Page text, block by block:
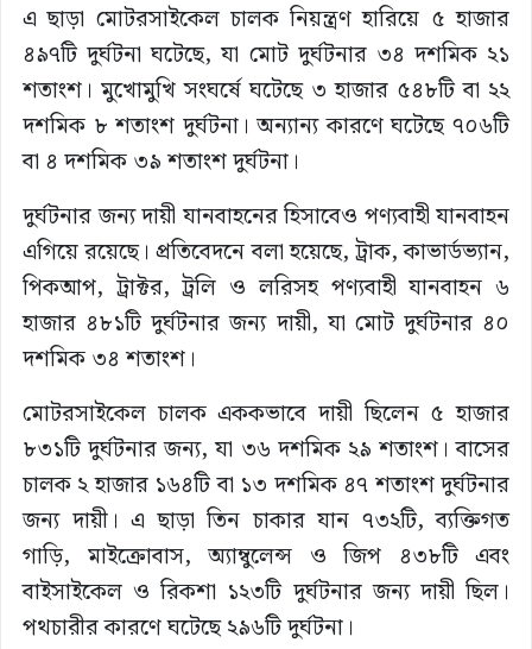
এ ছাড়া মোটরসাইকেল চালক নিয়ন্ত্রণ হারিয়ে ৫ হাজার
৪৯৭টি দুর্ঘটনা ঘটেছে, যা মোট দুর্ঘটনার ৩৪ দশমিক ২১
শতাংশ। মুখোমুখি সংঘর্ষে ঘটেছে ৩ হাজার ৫৪৮টি বা ২২
দশমিক ৮ শতাংশ দুর্ঘটনা। অন্যান্য কারণে ঘটেছে ৭০৬টি
বা ৪ দশমিক ৩৯ শতাংশ দুর্ঘটনা।
দুর্ঘটনার জন্য দায়ী যানবাহনের হিসাবেও পণ্যবাহী যানবাহন
এগিয়ে রয়েছে। প্রতিবেদনে বলা হয়েছে, ট্রাক, কাভার্ডভ্যান,
পিকআপ, ট্রাক্টর, ট্রলি ও লরিসহ পণ্যবাহী যানবাহন ৬
হাজার ৪৮১টি দুর্ঘটনার জন্য দায়ী, যা মোট দুর্ঘটনার ৪০
দশমিক ৩৪ শতাংশ।
মোটরসাইকেল চালক এককভাবে দায়ী ছিলেন ৫ হাজার
৮৩১টি দুর্ঘটনার জন্য, যা ৩৬ দশমিক ২৯ শতাংশ। বাসের
চালক ২ হাজার ১৬৪টি বা ১৩ দশমিক ৪৭ শতাংশ দুর্ঘটনার
জন্য দায়ী। এ ছাড়া তিন চাকার যান ৭৩২টি, ব্যক্তিগত
গাড়ি, মাইক্রোবাস, অ্যাম্বুলেন্স ও জিপ ৪৩৮টি এবং
বাইসাইকেল ও রিকশা ১২৩টি দুর্ঘটনার জন্য দায়ী ছিল।
পথচারীর কারণে ঘটেছে ২৯৬টি দুর্ঘটনা।